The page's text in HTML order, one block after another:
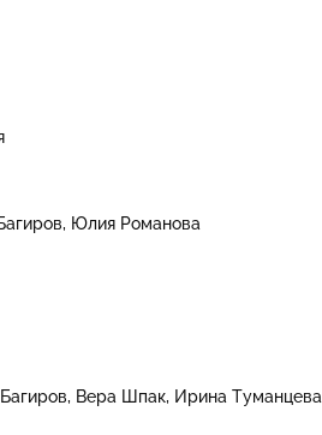
Юлия Романова
Вера Шпак Ирина Туманцева